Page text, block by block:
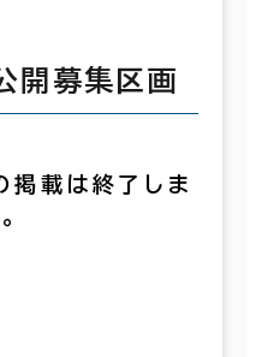
開募集区画
掲載は終了しま